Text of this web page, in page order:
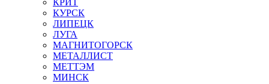
КРИТ
КУРСК
ЛИПЕЦК
ЛУГА
МАГНИТОГОРСК
МЕТАЛЛИСТ
МЕТТЭМ
МИНСК